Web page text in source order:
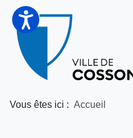
Vous êtes ici : Accueil